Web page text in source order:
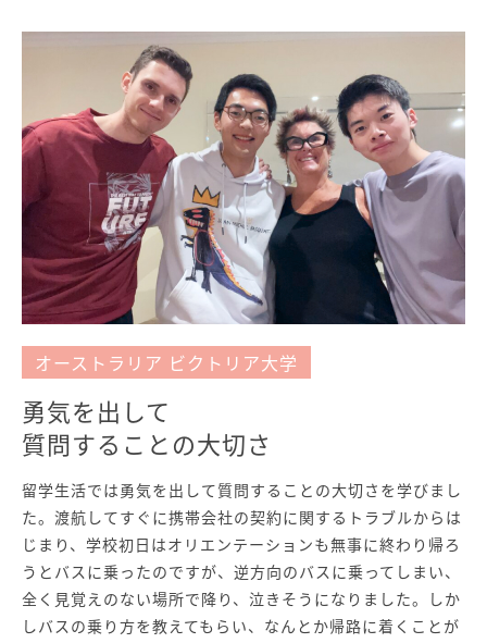
勇気を出して
質問することの大切さ
オーストラリア ビクトリア大学
留学生活では勇気を出して質問することの大切さを学びまし
た。渡航してすぐに携帯会社の契約に関するトラブルからは
じまり、学校初日はオリエンテーションも無事に終わり帰ろ
うとバスに乗ったのですが、逆方向のバスに乗ってしまい、
全く見覚えのない場所で降り、泣きそうになりました。しか
しバスの乗り方を教えてもらい、なんとか帰路に着くことが